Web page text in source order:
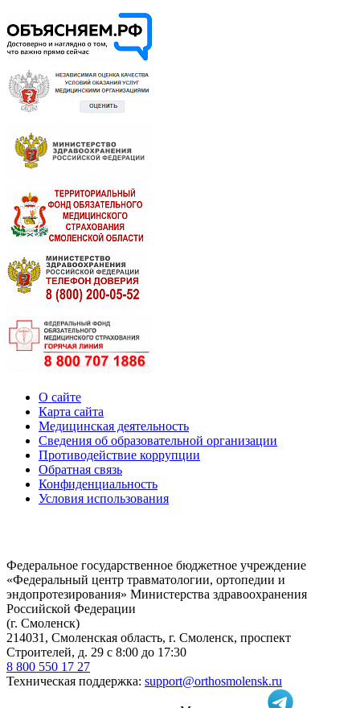
О сайте
Карта сайта
Медицинская деятельность
Сведения об образовательной организации
Противодействие коррупции
Обратная связь
Конфиденциальность
Условия использования
Федеральное государственное бюджетное учреждение
«Федеральный центр травматологии, ортопедии и
эндопротезирования» Министерства здравоохранения
Российской Федерации
(г. Смоленск)
214031, Смоленская область, г. Смоленск, проспект
Строителей, д. 29 с 8:00 до 17:30
8 800 550 17 27
Техническая поддержка: support@orthosmolensk.ru